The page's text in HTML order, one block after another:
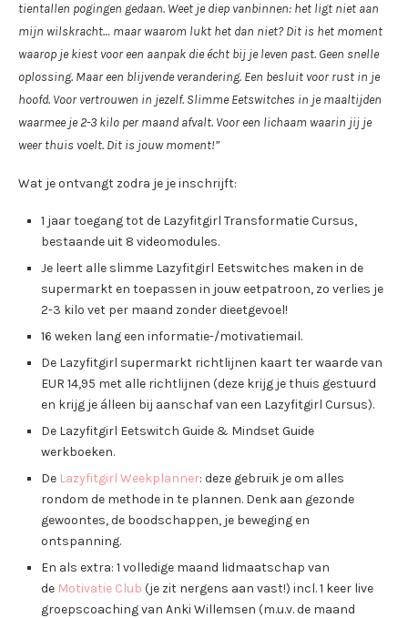
tientallen pogingen gedaan. Weet je diep vanbinnen: het ligt niet aan
mijn wilskracht… maar waarom lukt het dan niet? Dit is het moment
waarop je kiest voor een aanpak die écht bij je leven past. Geen snelle
oplossing. Maar een blijvende verandering. Een besluit voor rust in je
hoofd. Voor vertrouwen in jezelf. Slimme Eetswitches in je maaltijden
waarmee je 2-3 kilo per maand afvalt. Voor een lichaam waarin jij je
weer thuis voelt. Dit is jouw moment!”
Wat je ontvangt zodra je je inschrijft:
1 jaar toegang tot de Lazyfitgirl Transformatie Cursus,
bestaande uit 8 videomodules.
Je leert alle slimme Lazyfitgirl Eetswitches maken in de
supermarkt en toepassen in jouw eetpatroon, zo verlies je
2-3 kilo vet per maand zonder dieetgevoel!
16 weken lang een informatie-/motivatiemail.
De Lazyfitgirl supermarkt richtlijnen kaart ter waarde van
EUR 14,95 met alle richtlijnen (deze krijg je thuis gestuurd
en krijg je álleen bij aanschaf van een Lazyfitgirl Cursus).
De Lazyfitgirl Eetswitch Guide & Mindset Guide
werkboeken.
De Lazyfitgirl Weekplanner: deze gebruik je om alles
rondom de methode in te plannen. Denk aan gezonde
gewoontes, de boodschappen, je beweging en
ontspanning.
En als extra: 1 volledige maand lidmaatschap van
de Motivatie Club (je zit nergens aan vast!) incl. 1 keer live
groepscoaching van Anki Willemsen (m.u.v. de maand